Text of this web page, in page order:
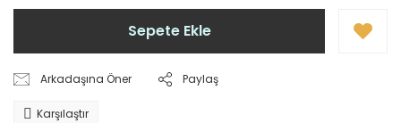
Sepete Ekle
Arkadaşına Öner Paylaş
Karşılaştır